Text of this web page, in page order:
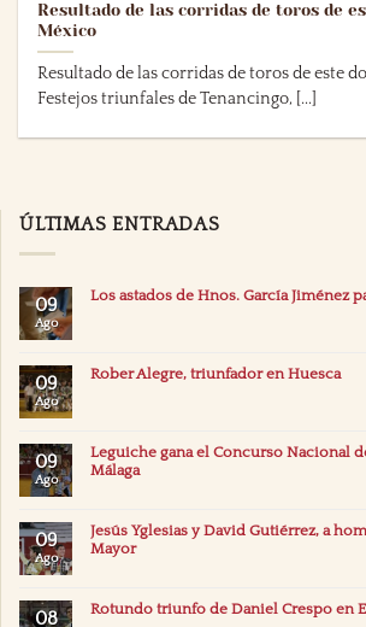
Resultado de las corridas de toros de
México
Resultado de las corridas de toros de este
Festejos triunfales de Tenancingo, [...]
ÚLTIMAS ENTRADAS
09
Ago
Los astados de Hnos. García Jiménez
09
Ago
Rober Alegre, triunfador en Huesca
09
Ago
Leguiche gana el Concurso Nacional
Málaga
09
Ago
Jesús Yglesias y David Gutiérrez, a
Mayor
08 Rotundo triunfo de Daniel Crespo en